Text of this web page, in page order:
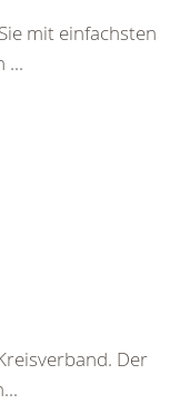
mit einfachsten
...
Der